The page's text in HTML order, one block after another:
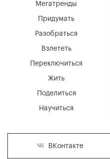
Мегатренды
Придумать
Разобраться
Взлететь
Переключиться
Жить
Поделиться
Научиться
ВКонтакте